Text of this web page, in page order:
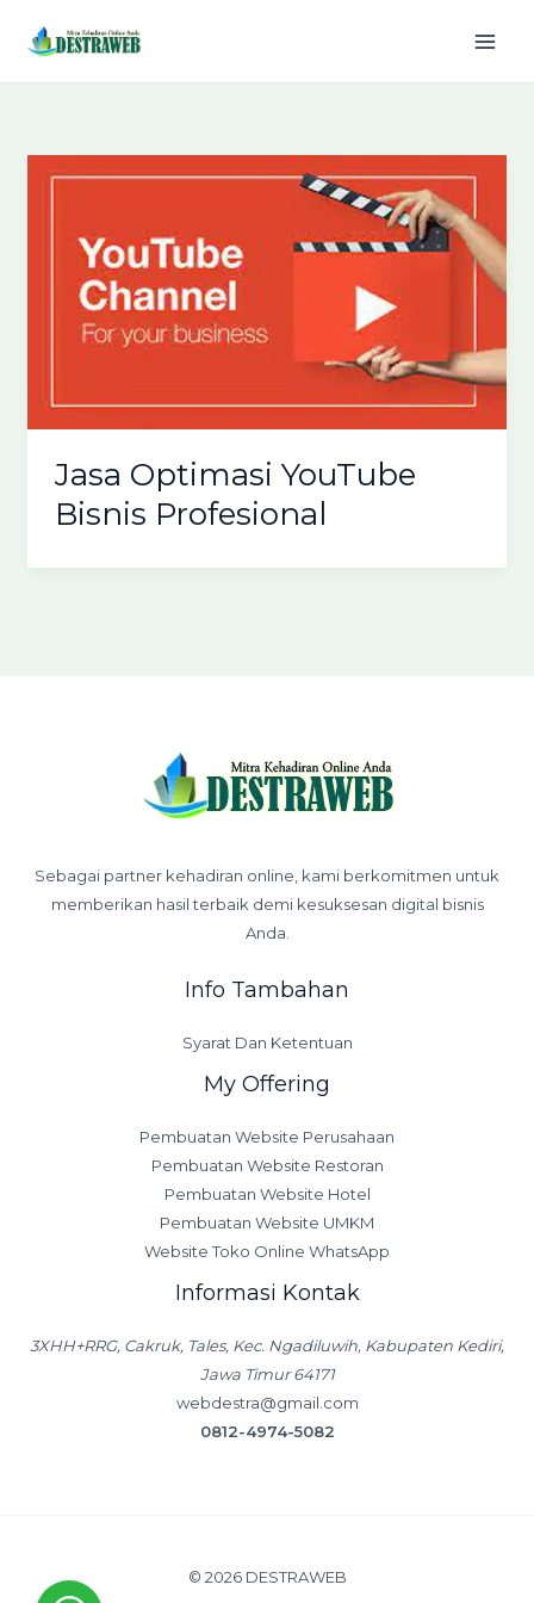
Jasa Optimasi YouTube
Bisnis Profesional
Sebagai partner kehadiran online, kami berkomitmen untuk
memberikan hasil terbaik demi kesuksesan digital bisnis
Anda.
Info Tambahan
Syarat Dan Ketentuan
My Offering
Pembuatan Website Perusahaan
Pembuatan Website Restoran
Pembuatan Website Hotel
Pembuatan Website UMKM
Website Toko Online WhatsApp
Informasi Kontak
3XHH+RRG, Cakruk, Tales, Kec. Ngadiluwih, Kabupaten Kediri,
Jawa Timur 64171
webdestra@gmail.com
0812-4974-5082
© 2026 DESTRAWEB